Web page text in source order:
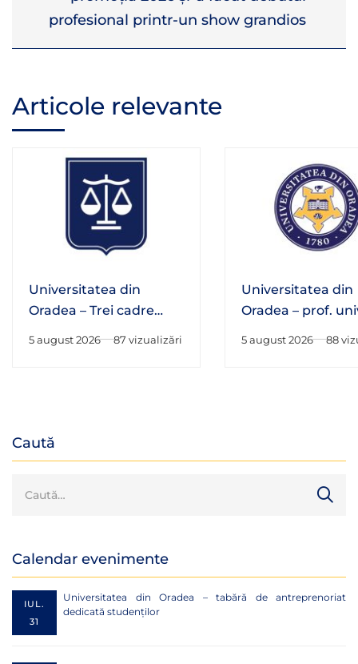
profesional printr-un show grandios
Articole relevante
Universitatea din
Oradea – Trei cadre
Științe Penale
5 august 2026 87 vizualizări
Universitatea din
Oradea – prof.
5 august 2026 88
Caută
Calendar evenimente
IUL.
31
Universitatea din Oradea – tabără de antreprenoriat
dedicată studenților